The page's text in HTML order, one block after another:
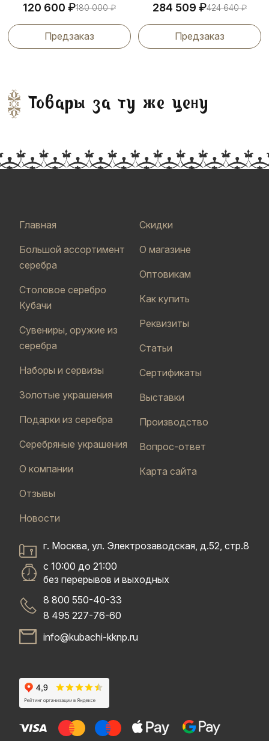
120 600 ₽180 000₽
Предзаказ
284 509 ₽424 640₽
Предзаказ
Товары за ту же цену
Главная
Большой ассортимент
серебра
Столовое серебро
Кубачи
Сувениры, оружие из
серебра
Наборы и сервизы
Золотые украшения
Подарки из серебра
Серебряные украшения
О компании
Отзывы
Новости
Скидки
О магазине
Оптовикам
Как купить
Реквизиты
Статьи
Сертификаты
Выставки
Производство
Вопрос-ответ
Карта сайта
г. Москва, ул. Электрозаводская, д.52, стр.8
с 10:00 до 21:00
без перерывов и выходных
8 800 550-40-33
8 495 227-76-60
info@kubachi-kknp.ru